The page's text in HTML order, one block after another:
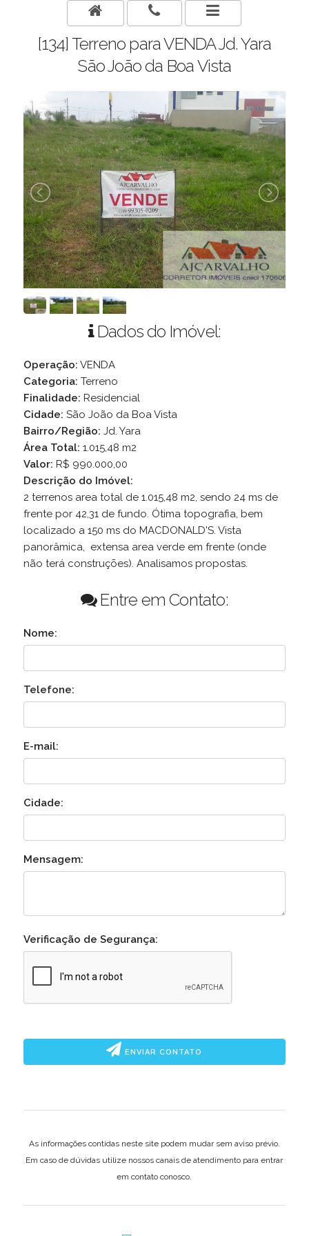
[134] Terreno para VENDA Jd. Yara
São João da Boa Vista
Dados do Imóvel:
Operação: VENDA
Categoria: Terreno
Finalidade: Residencial
Cidade: São João da Boa Vista
Bairro/Região: Jd. Yara
Área Total: 1.015,48 m2
Valor: R$ 990.000,00
Descrição do Imóvel:
2 terrenos area total de 1.015,48 m2, sendo 24 ms de
frente por 42,31 de fundo. Ótima topografia, bem
localizado a 150 ms do MACDONALD'S. Vista
panorâmica, extensa area verde em frente (onde
não terá construções). Analisamos propostas.
Entre em Contato:
Nome:
Telefone:
E-mail:
Cidade:
Mensagem:
Verificação de Segurança:
ENVIAR CONTATO
As informações contidas neste site podem mudar sem aviso prévio.
Em caso de dúvidas utilize nossos canais de atendimento para entrar
em contato conosco.